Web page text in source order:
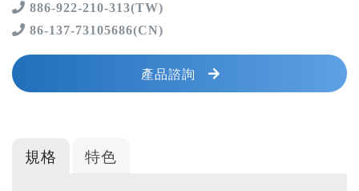
886-922-210-313(TW)
86-137-73105686(CN)
產品諮詢
規格 特色